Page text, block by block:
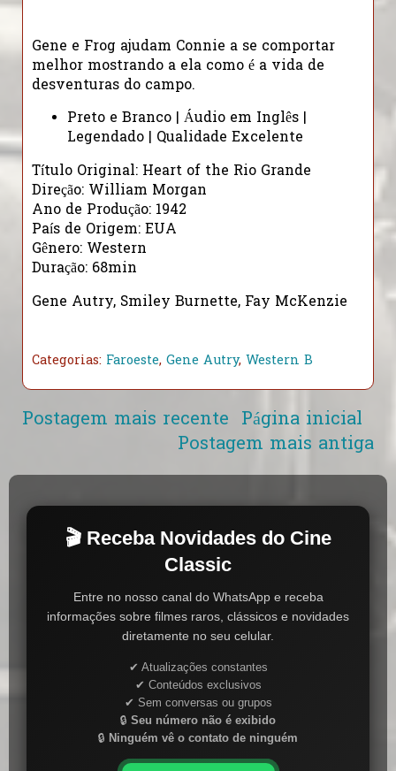
Gene e Frog ajudam Connie a se comportar
melhor mostrando a ela como é a vida de
desventuras do campo.
Preto e Branco | Áudio em Inglês |
Legendado | Qualidade Excelente
Título Original: Heart of the Rio Grande
Direção: William Morgan
Ano de Produção: 1942
País de Origem: EUA
Gênero: Western
Duração: 68min
Gene Autry, Smiley Burnette, Fay McKenzie
Categorias: Faroeste, Gene Autry, Western B
Postagem mais recente
Postagem mais antiga
Página inicial
🎬 Receba Novidades do Cine
Classic
Entre no nosso canal do WhatsApp e receba
informações sobre filmes raros, clássicos e novidades
diretamente no seu celular.
✔ Atualizações constantes
✔ Conteúdos exclusivos
✔ Sem conversas ou grupos
🔒 Seu número não é exibido
🔒 Ninguém vê o contato de ninguém